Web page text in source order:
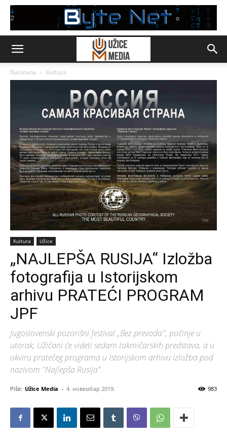
Naslovna Kultura
Kultura Užice
„NAJLEPŠA RUSIJA“ Izložba
fotografija u Istorijskom
arhivu PRATEĆI PROGRAM
JPF
Jugoslovenski pozorišni festival „Bez prevoda", počinje u
utorak, Užičani će videti sedam takmičarskih predstava, a u
okviru pratećeg programa u Istorijskom arhivu izložba pod
nazivom "Najlepša Rusija".
Piše: Užice Media - 4. новембар 2019. 983